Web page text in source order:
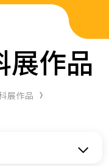
展作品
展作品